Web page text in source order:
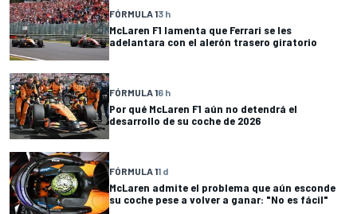
FÓRMULA 13 h
McLaren F1 lamenta que Ferrari se les
adelantara con el alerón trasero giratorio
FÓRMULA 16 h
Por qué McLaren F1 aún no detendrá el
desarrollo de su coche de 2026
FÓRMULA 11 d
McLaren admite el problema que aún esconde
su coche pese a volver a ganar: "No es fácil"